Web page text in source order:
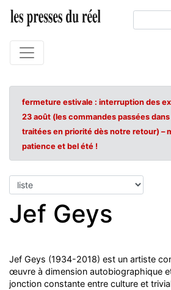
fermeture estivale : interruption des
23 août (les commandes passées
traitées en priorité dès notre retour) –
patience et bel été !
Jef Geys
Jef Geys (1934-2018) est un artiste
œuvre à dimension autobiographique
jonction constante entre culture et